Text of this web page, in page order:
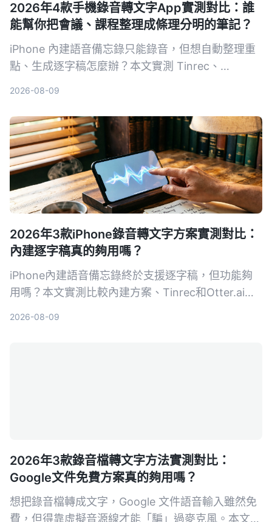
2026年4款手機錄音轉文字App實測對比：誰
能幫你把會議、課程整理成條理分明的筆記？
iPhone 內建語音備忘錄只能錄音，但想自動整理重
點、生成逐字稿怎麼辦？本文實測 Tinrec、
解析，幫你找到最適合的手機錄音轉文字方案。
2026-08-09
2026年3款iPhone錄音轉文字方案實測對比：
內建逐字稿真的夠用嗎？
iPhone內建語音備忘錄終於支援逐字稿，但功能夠
用嗎？本文實測比較內建方案、Tinrec和Otter.ai，
2026-08-09
2026年3款錄音檔轉文字方法實測對比：
Google文件免費方案真的夠用嗎？
想把錄音檔轉成文字，Google 文件語音輸入雖然免
費，但得靠虛擬音源線才能「騙」過麥克風。本文實